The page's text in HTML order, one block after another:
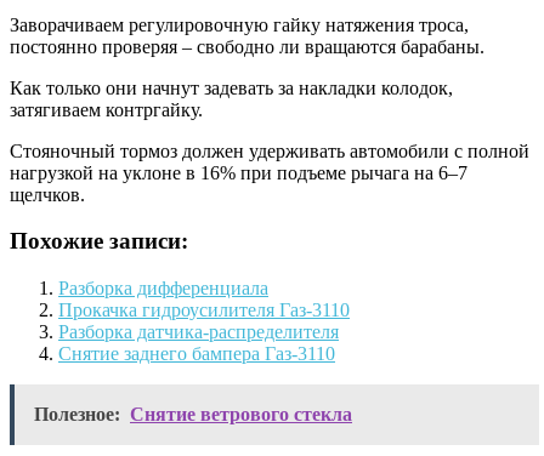
Заворачиваем регулировочную гайку натяжения троса,
постоянно проверяя – свободно ли вращаются барабаны.
Как только они начнут задевать за накладки колодок,
затягиваем контргайку.
Стояночный тормоз должен удерживать автомобили с полной
нагрузкой на уклоне в 16% при подъеме рычага на 6–7
щелчков.
Похожие записи:
Разборка дифференциала
Прокачка гидроусилителя Газ-3110
Разборка датчика-распределителя
Снятие заднего бампера Газ-3110
Полезное: Снятие ветрового стекла